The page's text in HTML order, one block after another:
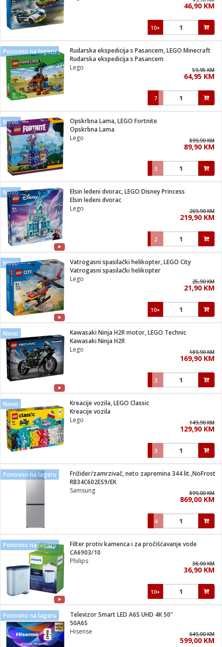
46,90 KM
10+
Ponovno na lageru
Rudarska ekspedicija s Pasancem, LEGO Minecraft
Rudarska ekspedicija s Pasancem
Lego
59,95 KM
64,95 KM
7
Novo
Opskrbna Lama, LEGO Fortnite
Opskrbna Lama
Lego
899,90 KM
89,90 KM
3
Novo
Elsin ledeni dvorac, LEGO Disney Princess
Elsin ledeni dvorac
Lego
269,90 KM
219,90 KM
2
Novo
Vatrogasni spasilački helikopter, LEGO City
Vatrogasni spasilački helikopter
Lego
25,90 KM
21,90 KM
10+
Novo
Kawasaki Ninja H2R motor, LEGO Technic
Kawasaki Ninja H2R
Lego
189,90 KM
169,90 KM
3
Novo
Kreacije vozila, LEGO Classic
Kreacije vozila
Lego
149,90 KM
129,90 KM
3
Ponovno na lageru
Frižider/zamrzivač, neto zapremina 344 lit.,NoFrost
RB34C602ES9/EK
Samsung
899,00 KM
869,00 KM
4
Ponovno na lageru
Filter protiv kamenca i za pročišćavanje vode
CA6903/10
Philips
38,00 KM
36,90 KM
10+
Ponovno na lageru
Televizor Smart LED A6S UHD 4K 50"
50A6S
Hisense
649,00 KM
599,00 KM